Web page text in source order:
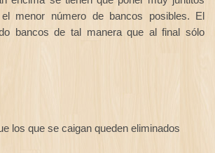
el menor número de bancos posibles. El
bancos de tal manera que al final sólo
los que se caigan queden eliminados